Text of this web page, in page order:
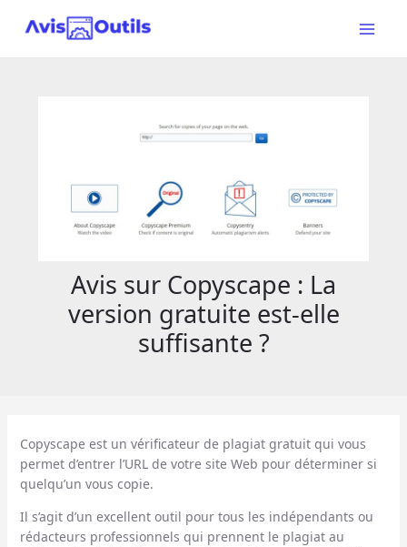
Main
Avis sur Copyscape : La
version gratuite est-elle
suffisante ?
Copyscape est un vérificateur de plagiat gratuit qui vous
permet d’entrer l’URL de votre site Web pour déterminer si
quelqu’un vous copie.
Il s’agit d’un excellent outil pour tous les indépendants ou
rédacteurs professionnels qui prennent le plagiat au